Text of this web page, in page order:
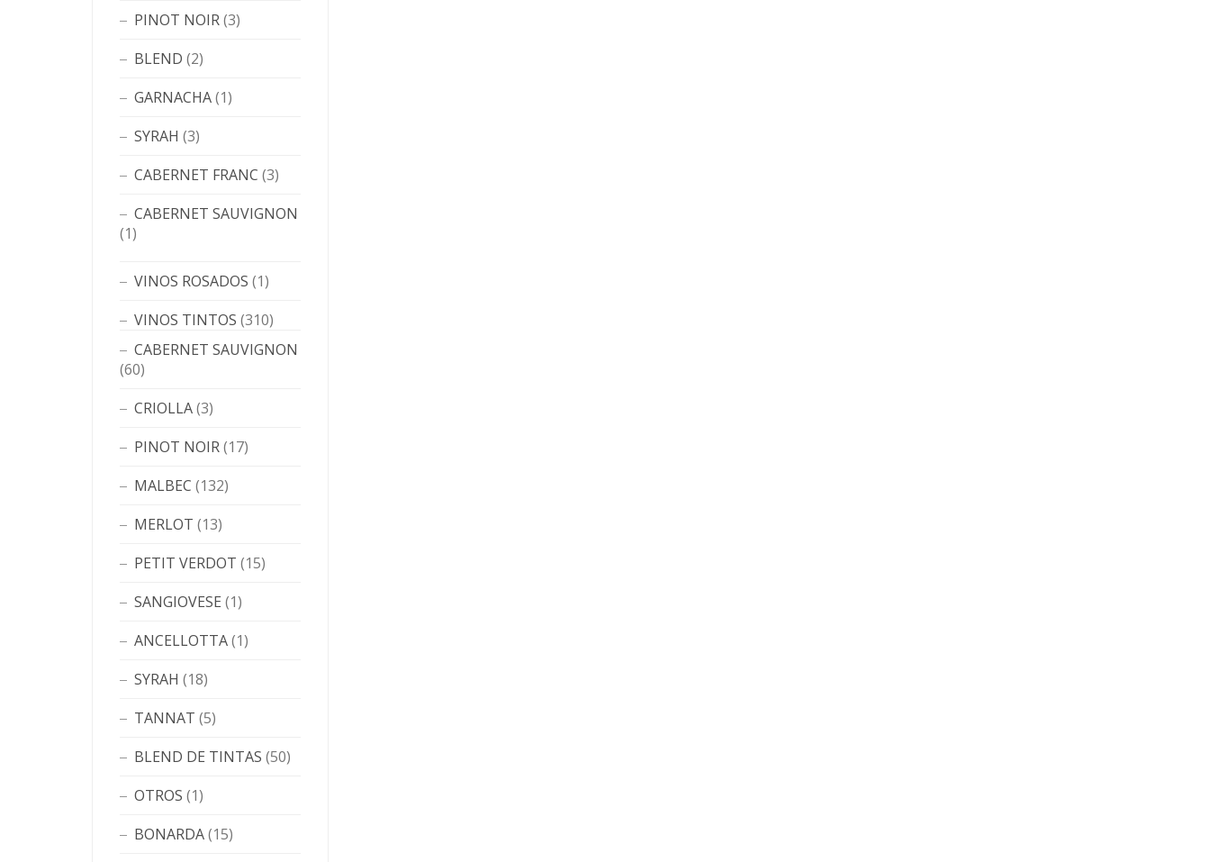
PINOT NOIR(3)
BLEND (2)
GARNACHA(1)
SYRAH (3)
CABERNET FRANC (3)
CABERNET SAUVIGNON
(1)
VINOS ROSADOS (1)
VINOS TINTOS (310)
CABERNET SAUVIGNON
(60)
CRIOLLA(3)
PINOT NOIR(17)
MALBEC (132)
MERLOT (13)
PETIT VERDOT (15)
SANGIOVESE (1)
ANCELLOTTA(1)
SYRAH (18)
TANNAT (5)
BLEND DE TINTAS (50)
OTROS (1)
BONARDA(15)